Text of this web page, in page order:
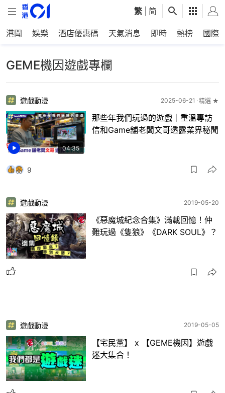
繁 简
港聞 娛樂 酒店優惠碼 天氣消息 即時 熱榜 國際
GEME機因遊戲專欄
04:35
遊戲動漫 2025-06-21 精選 ★
那些年我們玩過的遊戲｜重溫專訪
信和Game舖老闆文哥透露業界秘聞
9
遊戲動漫 2019-05-20
《惡魔城紀念合集》滿載回憶！仲
難玩過《隻狼》《DARK SOUL》？
遊戲動漫 2019-05-05
【宅民黨】 x 【GEME機因】遊戲
迷大集合！